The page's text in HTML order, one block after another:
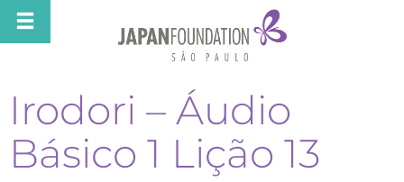
Irodori – Áudio
Básico 1 Lição 13